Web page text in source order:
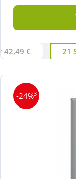
42,49 € 21
-24%3